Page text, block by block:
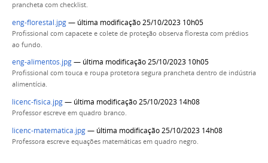
prancheta com checklist.
eng-florestal.jpg— última modificação 25/10/2023 10h05
Profissional com capacete e colete de proteção observa floresta com prédios
ao fundo.
eng-alimentos.jpg— última modificação 25/10/2023 10h05
Profissional com touca e roupa protetora segura prancheta dentro de indústria
alimentícia.
licenc-fisica.jpg— última modificação 25/10/2023 14h08
Professor escreve em quadro branco.
licenc-matematica.jpg— última modificação 25/10/2023 14h08
Professora escreve equações matemáticas em quadro negro.